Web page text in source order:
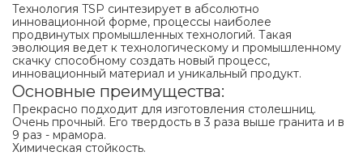
Технология TSP синтезирует в абсолютно
инновационной форме, процессы наиболее
продвинутых промышленных технологий. Такая
эволюция ведет к технологическому и промышленному
скачку способному создать новый процесс,
инновационный материал и уникальный продукт.
Основные преимущества:
Прекрасно подходит для изготовления столешниц.
Очень прочный. Его твердость в 3 раза выше гранита и в
9 раз - мрамора.
Химическая стойкость.